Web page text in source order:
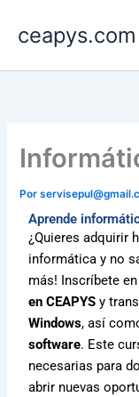
contenido
ceapys.com
Por
Aprende
¿Quieres adquirir
informática y no
más! Inscríbete
en CEAPYS y
Windows, así
software. Este
necesarias para
abrir nuevas